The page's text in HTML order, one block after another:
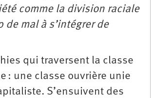
comme la division raciale
mal à s’intégrer de
qui traversent la classe
: une classe ouvrière unie
S’ensuivent des